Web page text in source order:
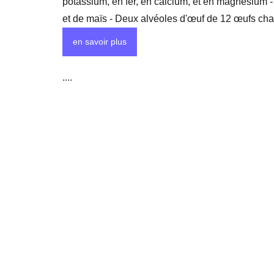
et de maïs - Deux alvéoles d'œuf de 12 œufs
en savoir plus
....